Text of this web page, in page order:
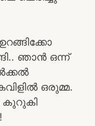
ഞാൻ ഒന്ന്
ഒരുമ്മ.
കുറുകി